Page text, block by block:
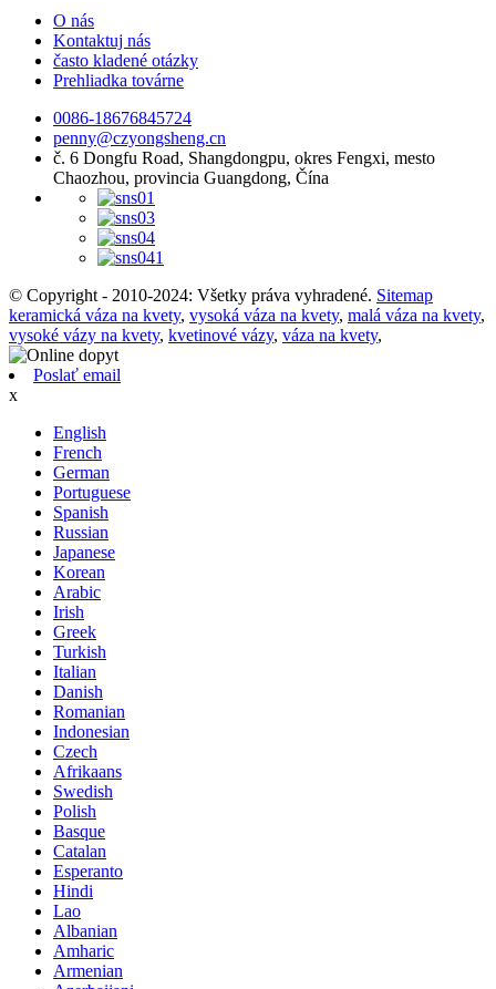
O nás
Kontaktuj nás
často kladené otázky
Prehliadka továrne
0086-18676845724
penny@czyongsheng.cn
č. 6 Dongfu Road, Shangdongpu, okres Fengxi, mesto
Chaozhou, provincia Guangdong, Čína
© Copyright - 2010-2024: Všetky práva vyhradené. Sitemap
keramická váza na kvety, vysoká váza na kvety, malá váza na kvety,
vysoké vázy na kvety, kvetinové vázy, váza na kvety,
Poslať email
x
English
French
German
Portuguese
Spanish
Russian
Japanese
Korean
Arabic
Irish
Greek
Turkish
Italian
Danish
Romanian
Indonesian
Czech
Afrikaans
Swedish
Polish
Basque
Catalan
Esperanto
Hindi
Lao
Albanian
Amharic
Armenian